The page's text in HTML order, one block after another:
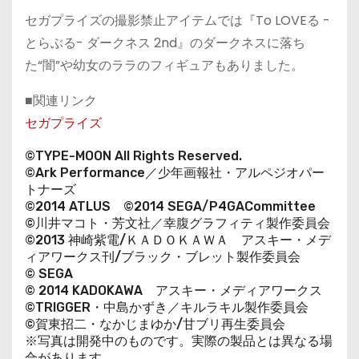
セガプライズの撮影禁止アイテムでは『To LOVEる -
とらぶる- ダークネス 2nd』のダークネスに落ち
た“闇”や幼女のララのフィギュアもありました。
■関連リンク
セガプライズ
©TYPE-MOON All Rights Reserved.
©Ark Performance／少年画報社・アルペジオパー
トナーズ
©2014 ATLUS ©2014 SEGA/P4GACommittee
©川井マコト・芳文社／幸腹グラフィティ製作委員会
©2013 神崎紫電/ＫＡＤＯＫＡＷＡ アスキー・メデ
ィアワークス刊/ブラック・ブレット製作委員会
© SEGA
© 2014 KADOKAWA アスキー・メディアワークス
©TRIGGER・中島かずき／キルラキル製作委員会
©賀東招二・なかじまゆか/甘ブリ再生委員会
※写真は開発中のものです。実際の製品とは異なる場